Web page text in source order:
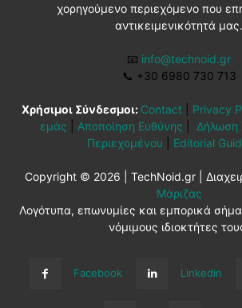
χορηγούμενο περιεχόμενο που
αντικειμενικότητά μας.
📧 info@technoid.gr
📞 +30 6980 730 713
Χρήσιμοι Σύνδεσμοι: Contact Privacy
εμάς
Αποποίηση Ευθύνης
Δήλωση
Περιεχομένου
Editorial
Copyright © 2026 | TechNoid.gr |
Μάριζας
Λογότυπα, επωνυμίες και εμπορικά
νόμιμους ιδιοκτήτες
Facebook Linkedin